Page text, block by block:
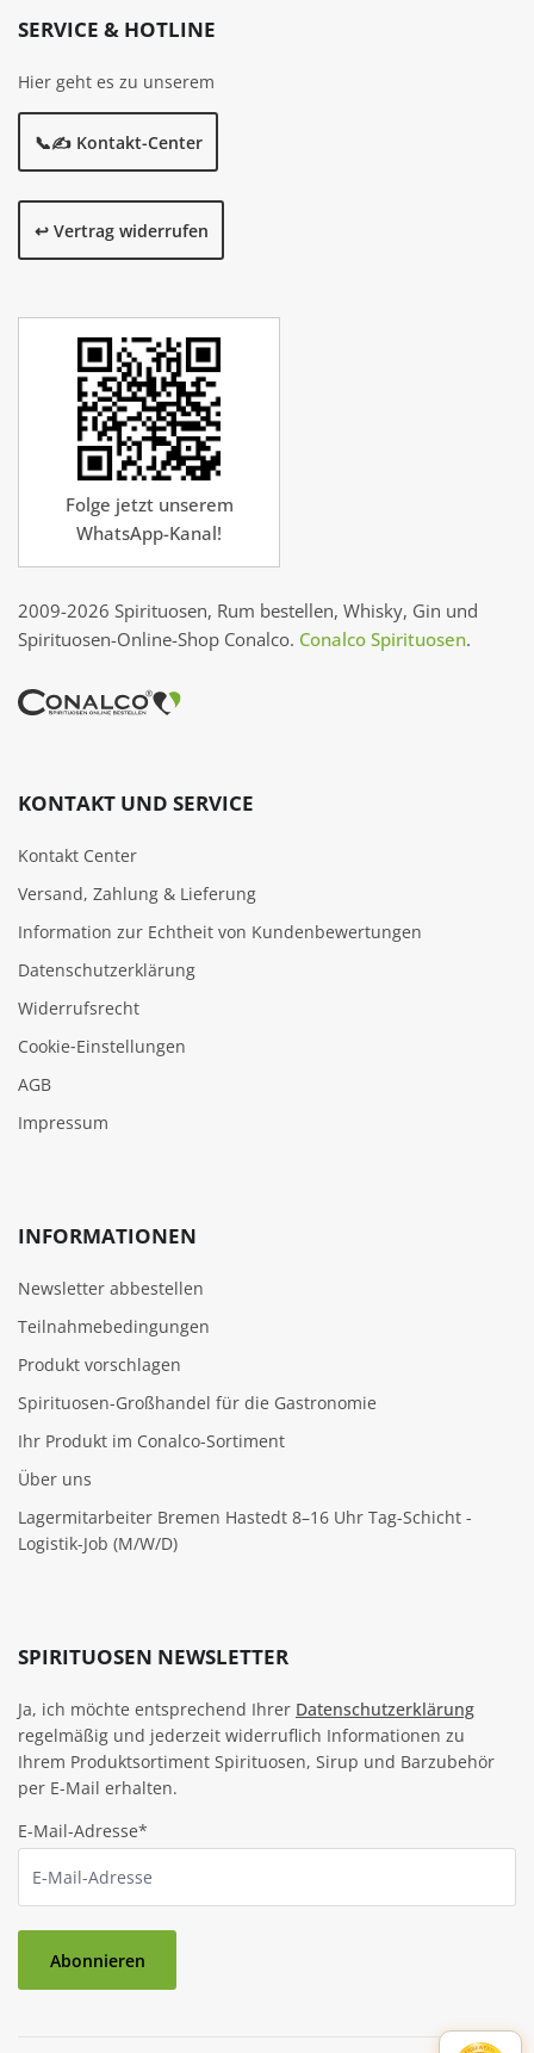
SERVICE & HOTLINE
Hier geht es zu unserem
📞✍️ Kontakt-Center
↩️ Vertrag widerrufen
Folge jetzt unserem
WhatsApp-Kanal!
2009-2026 Spirituosen, Rum bestellen, Whisky, Gin und
Spirituosen-Online-Shop Conalco. Conalco Spirituosen.
KONTAKT UND SERVICE
Kontakt Center
Versand, Zahlung & Lieferung
Information zur Echtheit von Kundenbewertungen
Datenschutzerklärung
Widerrufsrecht
Cookie‑Einstellungen
AGB
Impressum
INFORMATIONEN
Newsletter abbestellen
Teilnahmebedingungen
Produkt vorschlagen
Spirituosen-Großhandel für die Gastronomie
Ihr Produkt im Conalco-Sortiment
Über uns
Lagermitarbeiter Bremen Hastedt 8–16 Uhr Tag-Schicht -
Logistik-Job (M/W/D)
SPIRITUOSEN NEWSLETTER
Ja, ich möchte entsprechend Ihrer Datenschutzerklärung
regelmäßig und jederzeit widerruflich Informationen zu
Ihrem Produktsortiment Spirituosen, Sirup und Barzubehör
per E-Mail erhalten.
E-Mail-Adresse*
Abonnieren